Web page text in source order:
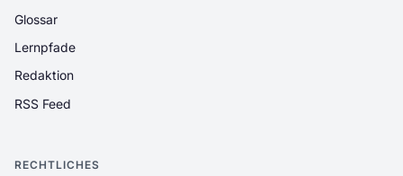
Glossar
Lernpfade
Redaktion
RSS Feed
RECHTLICHES